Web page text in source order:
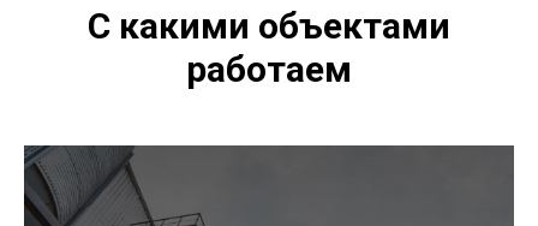
С какими объектами
работаем